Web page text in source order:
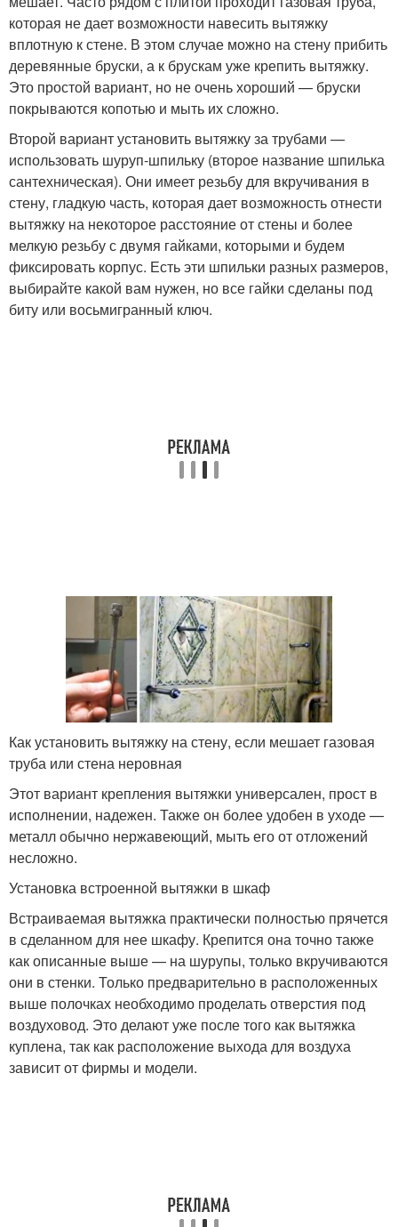
которая не дает возможности навесить вытяжку
вплотную к стене. В этом случае можно на стену прибить
деревянные бруски, а к брускам уже крепить вытяжку.
Это простой вариант, но не очень хороший — бруски
покрываются копотью и мыть их сложно.
Второй вариант установить вытяжку за трубами —
использовать шуруп-шпильку (второе название шпилька
сантехническая). Они имеет резьбу для вкручивания в
стену, гладкую часть, которая дает возможность отнести
вытяжку на некоторое расстояние от стены и более
мелкую резьбу с двумя гайками, которыми и будем
фиксировать корпус. Есть эти шпильки разных размеров,
выбирайте какой вам нужен, но все гайки сделаны под
биту или восьмигранный ключ.
Как установить вытяжку на стену, если мешает газовая
труба или стена неровная
Этот вариант крепления вытяжки универсален, прост в
исполнении, надежен. Также он более удобен в уходе —
металл обычно нержавеющий, мыть его от отложений
несложно.
Установка встроенной вытяжки в шкаф
Встраиваемая вытяжка практически полностью прячется
в сделанном для нее шкафу. Крепится она точно также
как описанные выше — на шурупы, только вкручиваются
они в стенки. Только предварительно в расположенных
выше полочках необходимо проделать отверстия под
воздуховод. Это делают уже после того как вытяжка
куплена, так как расположение выхода для воздуха
зависит от фирмы и модели.